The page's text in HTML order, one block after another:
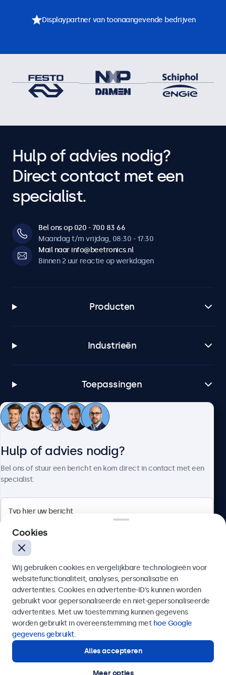
Displaypartner van toonaangevende bedrijven
Hulp of advies nodig?
Direct contact met een
specialist.
Bel ons op 020 - 700 83 66
Maandag t/m vrijdag, 08:30 - 17:30
Mail naar info@beetronics.nl
Binnen 2 uur reactie op werkdagen
Producten
Industrieën
Toepassingen
Klantenservice
4.8/5 door 5000+ bedrijven
Nederlands
Hulp of advies nodig?
Bel ons of stuur een bericht en kom direct in contact met een
specialist.
Verzenden
Of bel ons op
Hulp of advies nodig?
Direct contact met een specialist.
Cookies
Wij gebruiken cookies en vergelijkbare technologieën voor
websitefunctionaliteit, analyses, personalisatie en
advertenties. Cookies en advertentie-ID’s kunnen worden
gebruikt voor gepersonaliseerde en niet-gepersonaliseerde
advertenties. Met uw toestemming kunnen gegevens
worden gebruikt in overeenstemming met hoe Google
gegevens gebruikt.
Alles accepteren
Meer opties